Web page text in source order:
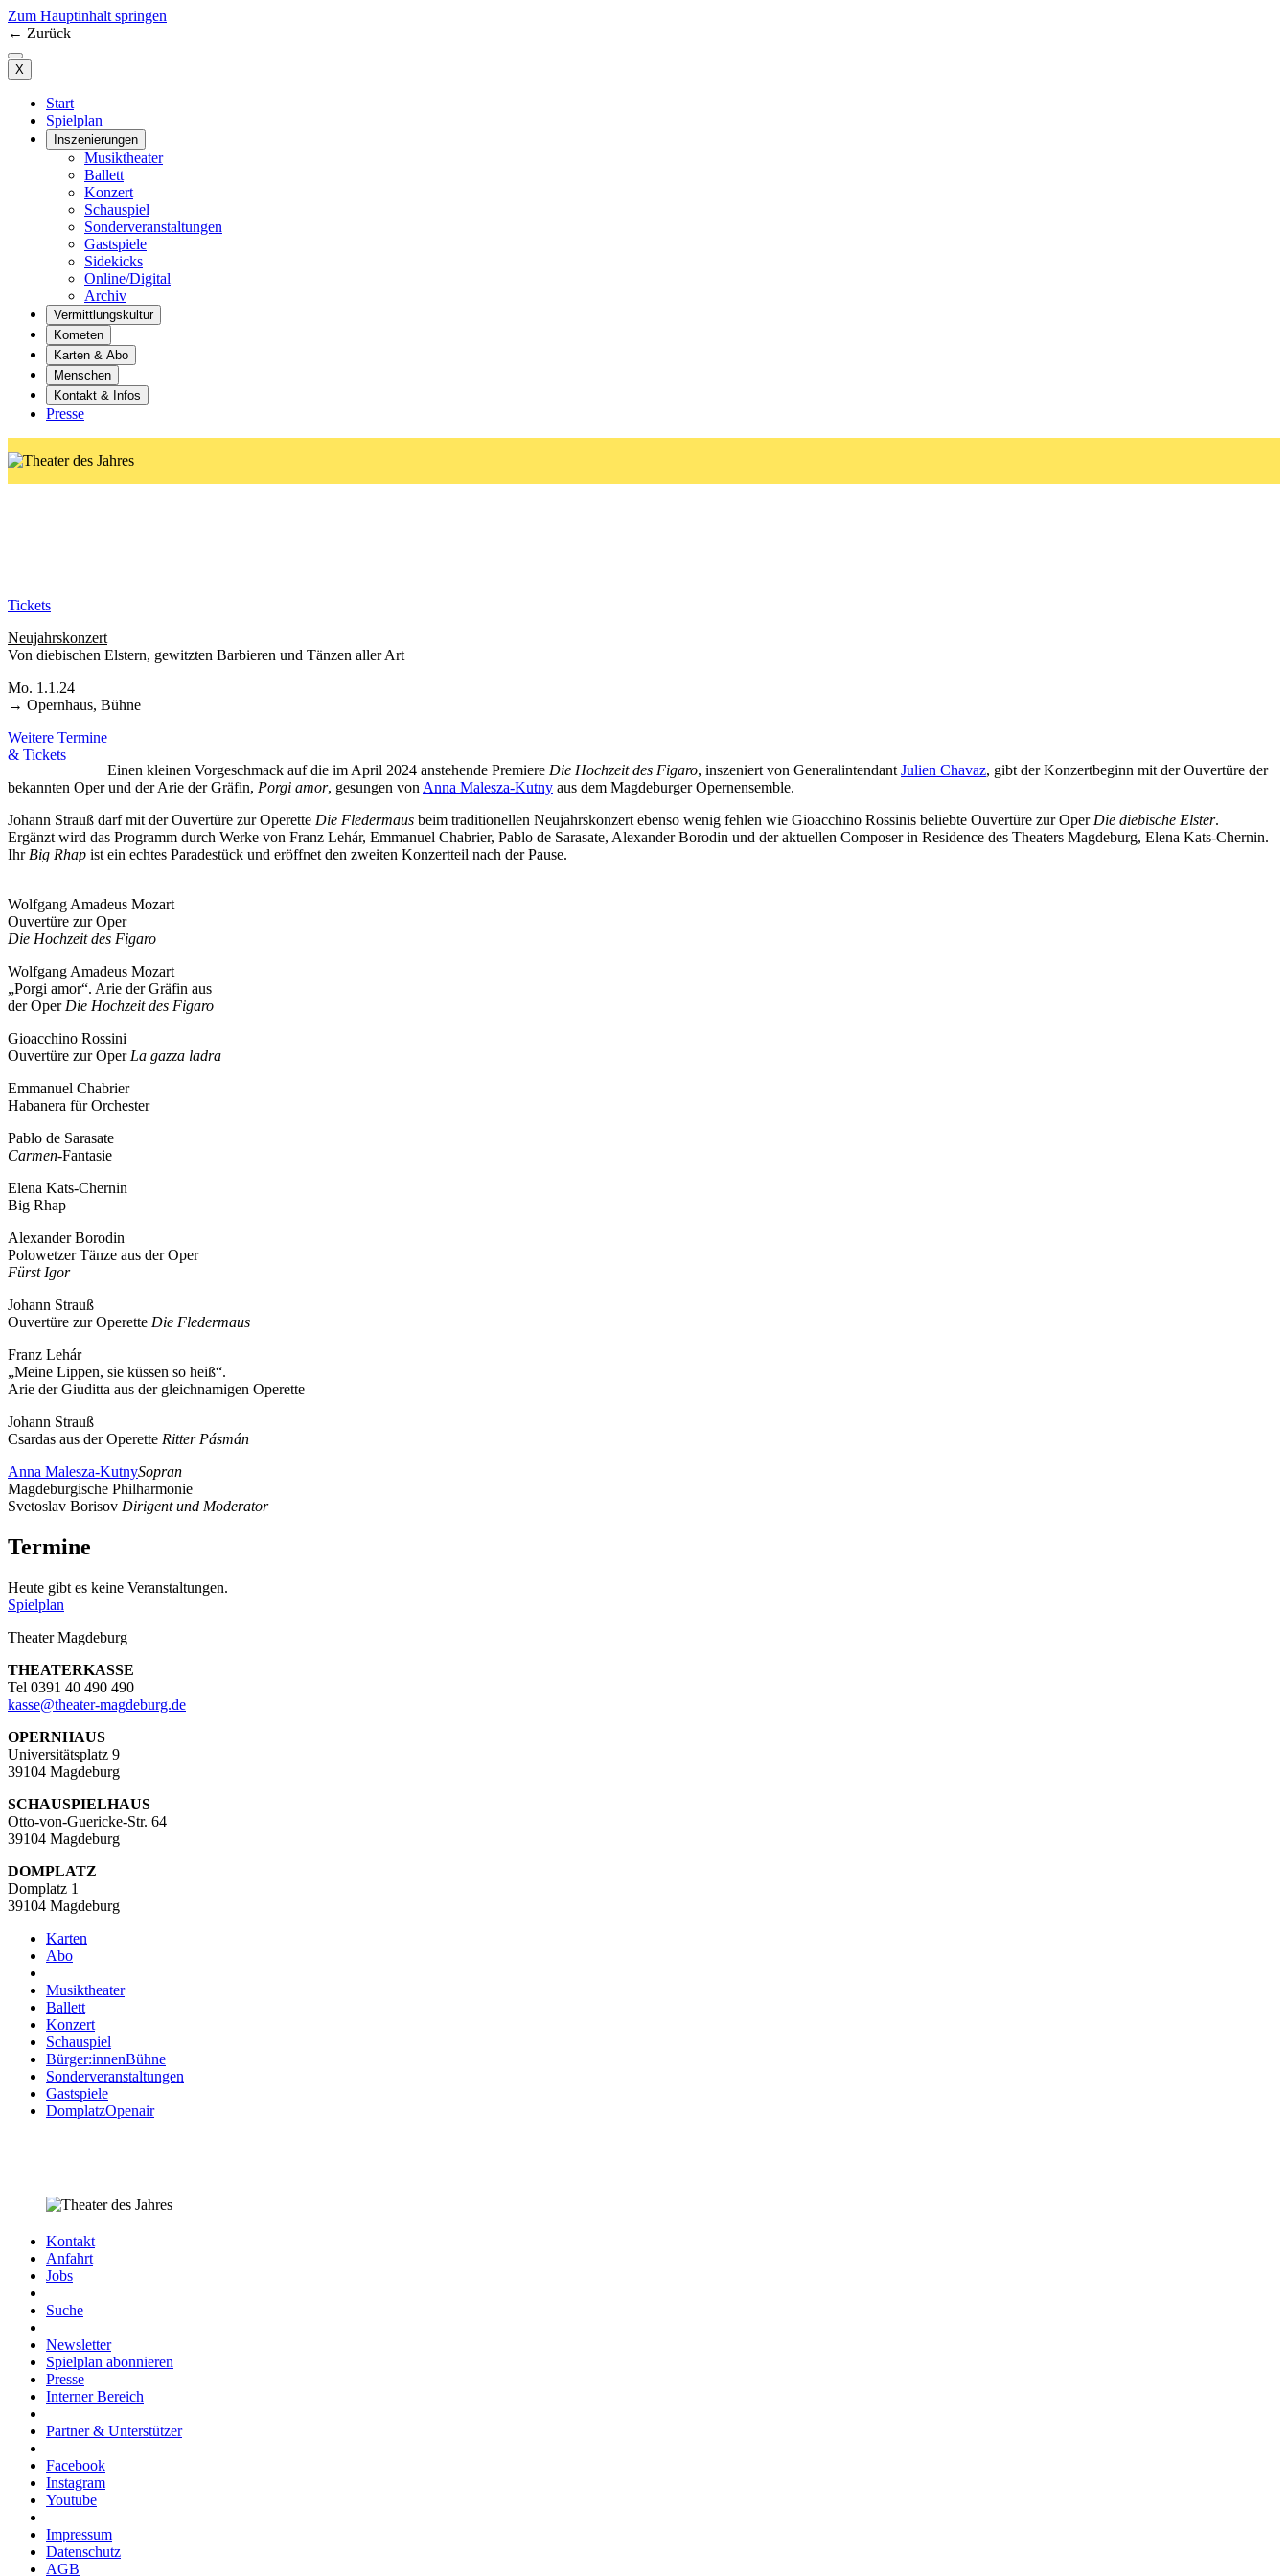
Zum Hauptinhalt springen
← Zurück
X
Start
Spielplan
Inszenierungen
Musiktheater
Ballett
Konzert
Schauspiel
Sonderveranstaltungen
Gastspiele
Sidekicks
Online/Digital
Archiv
Vermittlungskultur
Kometen
Karten & Abo
Menschen
Kontakt & Infos
Presse
Tickets
Neujahrskonzert
Von diebischen Elstern, gewitzten Barbieren und Tänzen aller Art
Mo. 1.1.24
→ Opernhaus, Bühne
Weitere Termine
& Tickets
Einen kleinen Vorgeschmack auf die im April 2024 anstehende Premiere Die Hochzeit des Figaro, inszeniert von Generalintendant Julien Chavaz, gibt der Konzertbeginn mit der Ouvertüre der
bekannten Oper und der Arie der Gräfin, Porgi amor, gesungen von Anna Malesza-Kutny aus dem Magdeburger Opernensemble.
Johann Strauß darf mit der Ouvertüre zur Operette Die Fledermaus beim traditionellen Neujahrskonzert ebenso wenig fehlen wie Gioacchino Rossinis beliebte Ouvertüre zur Oper Die diebische Elster.
Ergänzt wird das Programm durch Werke von Franz Lehár, Emmanuel Chabrier, Pablo de Sarasate, Alexander Borodin und der aktuellen Composer in Residence des Theaters Magdeburg, Elena Kats-Chernin.
Ihr Big Rhap ist ein echtes Paradestück und eröffnet den zweiten Konzertteil nach der Pause.
Wolfgang Amadeus Mozart
Ouvertüre zur Oper
Die Hochzeit des Figaro
Wolfgang Amadeus Mozart
„Porgi amor“. Arie der Gräfin aus
der Oper Die Hochzeit des Figaro
Gioacchino Rossini
Ouvertüre zur Oper La gazza ladra
Emmanuel Chabrier
Habanera für Orchester
Pablo de Sarasate
Carmen-Fantasie
Elena Kats-Chernin
Big Rhap
Alexander Borodin
Polowetzer Tänze aus der Oper
Fürst Igor
Johann Strauß
Ouvertüre zur Operette Die Fledermaus
Franz Lehár
„Meine Lippen, sie küssen so heiß“.
Arie der Giuditta aus der gleichnamigen Operette
Johann Strauß
Csardas aus der Operette Ritter Pásmán
Anna Malesza-KutnySopran
Magdeburgische ­Philharmonie
Svetoslav Borisov Dirigent und Moderator
Termine
Heute gibt es keine Veranstaltungen.
Spielplan
Theater Magdeburg
THEATERKASSE
Tel 0391 40 490 490
kasse@theater-magdeburg.de
OPERNHAUS
Universitätsplatz 9
39104 Magdeburg
SCHAUSPIELHAUS
Otto-von-Guericke-Str. 64
39104 Magdeburg
DOMPLATZ
Domplatz 1
39104 Magdeburg
Karten
Abo
Musiktheater
Ballett
Konzert
Schauspiel
Bürger:innenBühne
Sonderveranstaltungen
Gastspiele
DomplatzOpenair
Kontakt
Anfahrt
Jobs
Suche
Newsletter
Spielplan abonnieren
Presse
Interner Bereich
Partner & Unterstützer
Facebook
Instagram
Youtube
Impressum
Datenschutz
AGB